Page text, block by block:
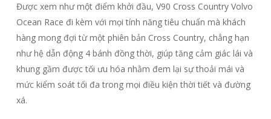
Được xem như một điểm khởi đầu, V90 Cross Country Volvo
Ocean Race đi kèm với mọi tính năng tiêu chuẩn mà khách
hàng mong đợi từ một phiên bản Cross Country, chẳng hạn
như hệ dẫn động 4 bánh đồng thời, giúp tăng cảm giác lái và
khung gầm được tối ưu hóa nhằm đem lại sự thoải mái và
mức kiểm soát tối đa trong mọi điều kiện thời tiết và đường
xá.